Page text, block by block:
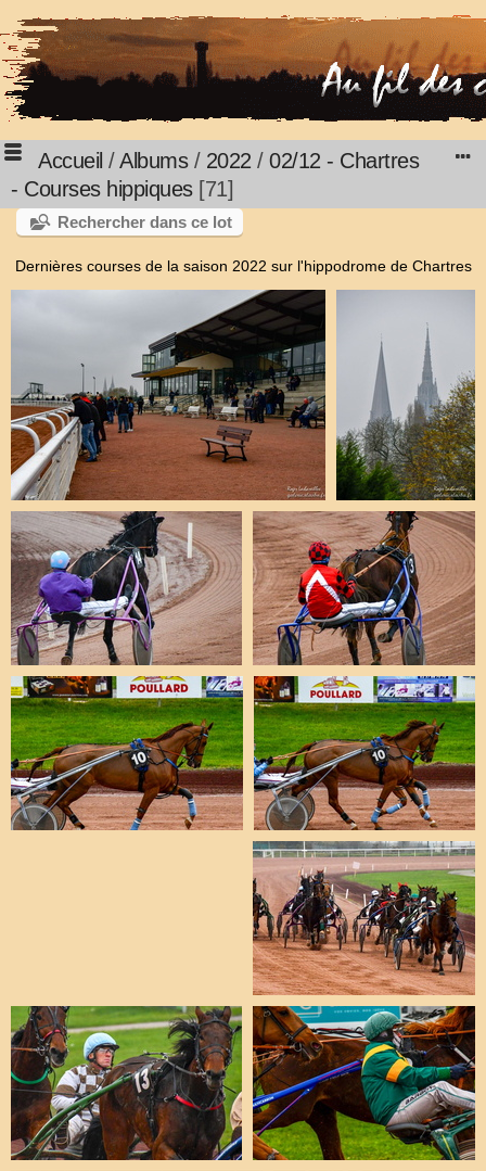
Accueil /Albums/ 2022 / 02/12 - Chartres
- Courses hippiques 71
Rechercher dans ce lot
Dernières courses de la saison 2022 sur l'hippodrome de Chartres